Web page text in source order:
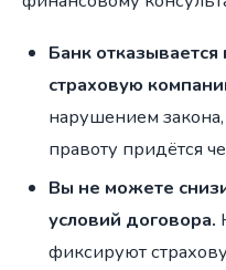
Банк
страховую
нарушением
правоту придётся
Вы не можете
условий договора.
фиксируют